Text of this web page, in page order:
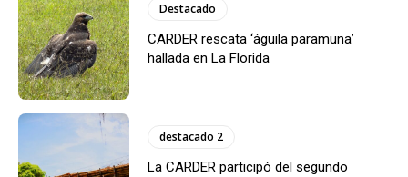
Destacado
CARDER rescata ‘águila paramuna’
hallada en La Florida
destacado 2
La CARDER participó del segundo